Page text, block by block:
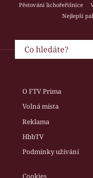
Pěstování lichořeřišnice
Nejlepší
O FTV Prima
Volná místa
Reklama
HbbTV
Podmínky užívání
Cookies